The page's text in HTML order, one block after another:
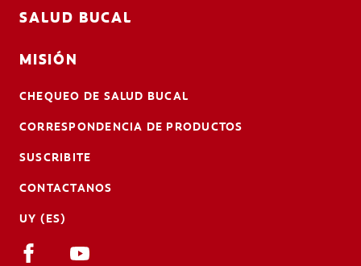
SALUD BUCAL
MISIÓN
CHEQUEO DE SALUD BUCAL
CORRESPONDENCIA DE PRODUCTOS
SUSCRIBITE
CONTACTANOS
UY (ES)